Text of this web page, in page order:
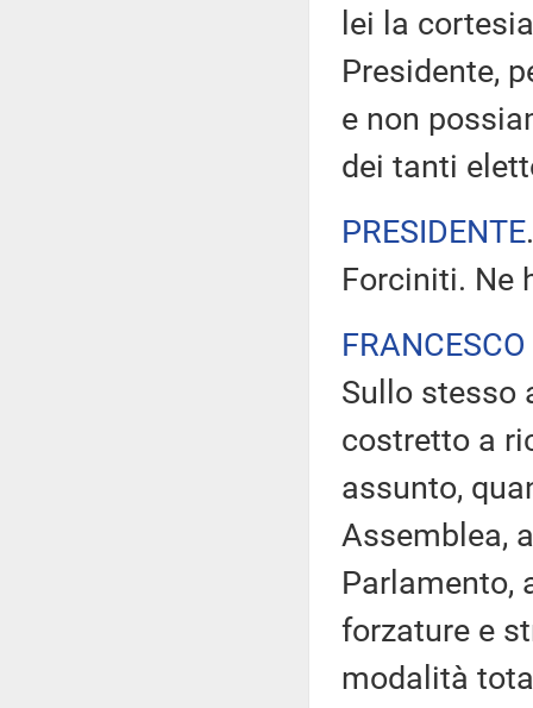
lei la
Presidente,
e non
dei tanti
PRESIDENTE
Forciniti. Ne
Sullo stesso
costretto a
assunto,
Assemblea,
Parlamento,
forzature e
modalità